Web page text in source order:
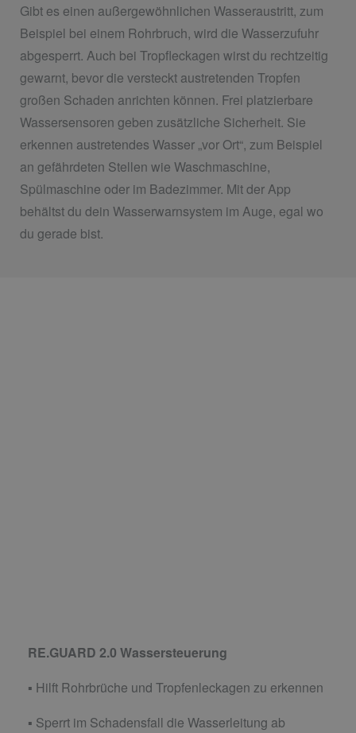
Gibt es einen außergewöhnlichen Wasseraustritt, zum
Beispiel bei einem Rohrbruch, wird die Wasserzufuhr
abgesperrt. Auch bei Tropfleckagen wirst du rechtzeitig
gewarnt, bevor die versteckt austretenden Tropfen
großen Schaden anrichten können. Frei platzierbare
Wassersensoren geben zusätzliche Sicherheit. Sie
erkennen austretendes Wasser „vor Ort“, zum Beispiel
an gefährdeten Stellen wie Waschmaschine,
Spülmaschine oder im Badezimmer. Mit der App
behältst du dein Wasserwarnsystem im Auge, egal wo
du gerade bist.
RE.GUARD 2.0 Wassersteuerung
▪ Hilft Rohrbrüche und Tropfenleckagen zu erkennen
▪ Sperrt im Schadensfall die Wasserleitung ab